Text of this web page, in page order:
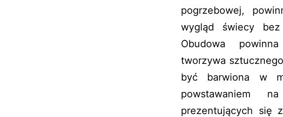
pogrzebowej,
wygląd świecy bez
Obudowa
tworzywa
być barwiona w
powstawaniem
prezentujących się